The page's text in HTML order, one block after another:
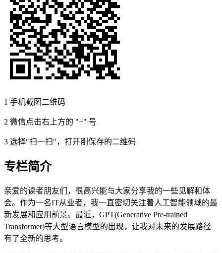
1 手机截图二维码
2 微信点击右上方的 "+" 号
3 选择"扫一扫"，打开刚保存的二维码
专栏简介
亲爱的读者朋友们，很高兴能与大家分享我的一些见解和体
会。作为一名IT从业者，我一直密切关注着人工智能领域的最
新发展和应用前景。最近，GPT(Generative Pre-trained
Transformer)等大型语言模型的出现，让我对未来的发展路径
有了全新的思考。